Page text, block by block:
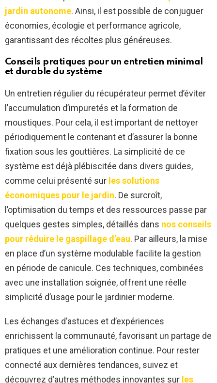
jardin autonome. Ainsi, il est possible de conjuguer
économies, écologie et performance agricole,
garantissant des récoltes plus généreuses.
Conseils pratiques pour un entretien minimal
et durable du système
Un entretien régulier du récupérateur permet d’éviter
l’accumulation d’impuretés et la formation de
moustiques. Pour cela, il est important de nettoyer
périodiquement le contenant et d’assurer la bonne
fixation sous les gouttières. La simplicité de ce
système est déjà plébiscitée dans divers guides,
comme celui présenté sur les solutions
économiques pour le jardin. De surcroît,
l’optimisation du temps et des ressources passe par
quelques gestes simples, détaillés dans nos conseils
pour réduire le gaspillage d’eau. Par ailleurs, la mise
en place d’un système modulable facilite la gestion
en période de canicule. Ces techniques, combinées
avec une installation soignée, offrent une réelle
simplicité d’usage pour le jardinier moderne.
Les échanges d’astuces et d’expériences
enrichissent la communauté, favorisant un partage de
pratiques et une amélioration continue. Pour rester
connecté aux dernières tendances, suivez et
découvrez d’autres méthodes innovantes sur les